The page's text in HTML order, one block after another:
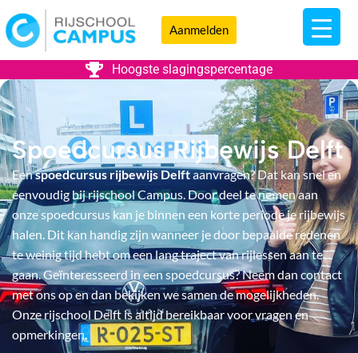
Aanmelden
Hoogste slagingspercentage
Spoedcursus Rijbewijs Delft
Eenspoedcursus rijbewijs Delftaanvragen? Dat kan snel en
eenvoudig bij rijschool Campus. Door deel te nemen aan
onze spoedcursus kan je binnen een korte periode je rijbewijs
halen. Dit kan handig zijn wanneer je door bepaalde redenen
te weinig tijd hebt om een lang traject van rijlessen aan te
gaan. Geïnteresseerd in een spoedcursus? Neem dan contact
met ons op en dan bekijken we samen de mogelijkheden.
Onze rijschool Delft is altijd bereikbaar voor vragen en
opmerkingen.